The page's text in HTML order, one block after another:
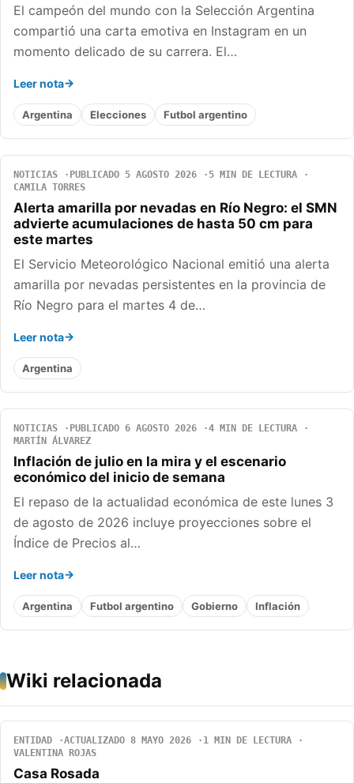
El campeón del mundo con la Selección Argentina
compartió una carta emotiva en Instagram en un
momento delicado de su carrera. El…
Leer nota
Argentina Elecciones Futbol argentino
NOTICIAS PUBLICADO 5 AGOSTO 2026
5 MIN DE LECTURA
CAMILA TORRES
Alerta amarilla por nevadas en Río Negro: el SMN
advierte acumulaciones de hasta 50 cm para
este martes
El Servicio Meteorológico Nacional emitió una alerta
amarilla por nevadas persistentes en la provincia de
Río Negro para el martes 4 de…
Leer nota
Argentina
NOTICIAS PUBLICADO 6 AGOSTO 2026
4 MIN DE LECTURA
MARTÍN ÁLVAREZ
Inflación de julio en la mira y el escenario
económico del inicio de semana
El repaso de la actualidad económica de este lunes 3
de agosto de 2026 incluye proyecciones sobre el
Índice de Precios al…
Leer nota
Argentina Futbol argentino Gobierno Inflación
Wiki relacionada
ENTIDAD ACTUALIZADO 8 MAYO 2026
1 MIN DE LECTURA
VALENTINA ROJAS
Casa Rosada